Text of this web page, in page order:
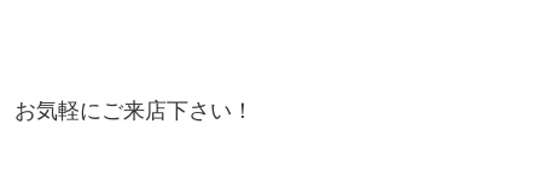
お気軽にご来店下さい！